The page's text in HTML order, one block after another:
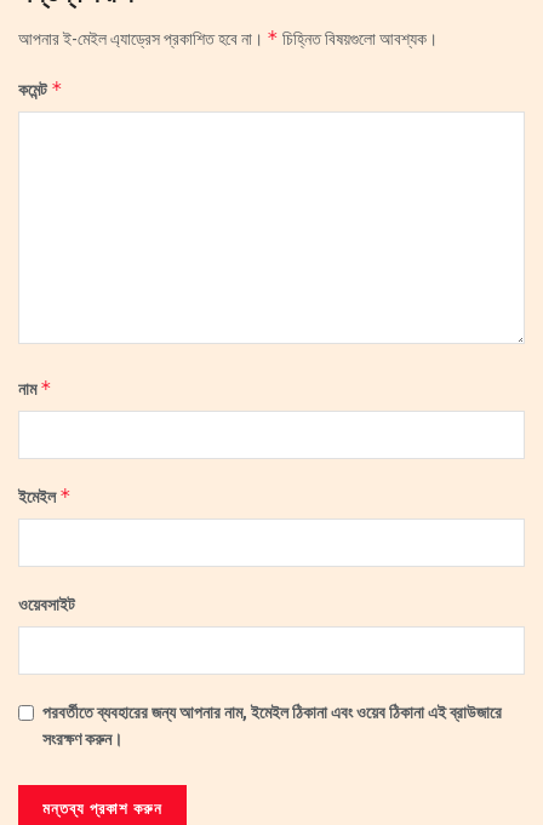
আপনার ই-মেইল এ্যাড্রেস প্রকাশিত হবে না। * চিহ্নিত বিষয়গুলো আবশ্যক।
কমেন্ট*
নাম*
ইমেইল*
ওয়েবসাইট
পরবর্তীতে ব্যবহারের জন্য আপনার নাম, ইমেইল ঠিকানা এবং ওয়েব ঠিকানা এই ব্রাউজারে
সংরক্ষণ করুন।